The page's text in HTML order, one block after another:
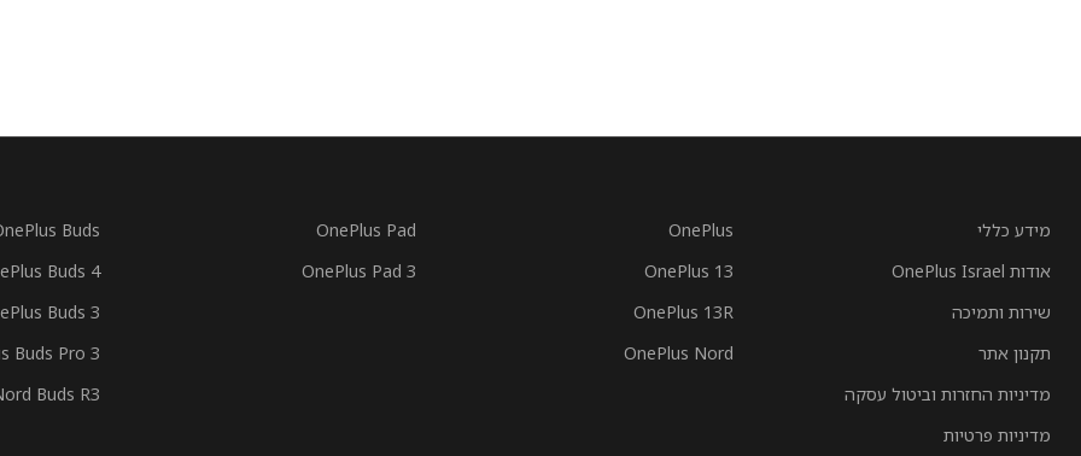
מידע כללי
אודות OnePlus Israel
שירות ותמיכה
תקנון אתר
מדיניות החזרות וביטול עסקה
מדיניות פרטיות
OnePlus
OnePlus 13
OnePlus 13R
OnePlus Nord
OnePlus Pad
OnePlus Pad 3
Buds
Buds 4
Buds 3
Buds Pro 3
Buds R3